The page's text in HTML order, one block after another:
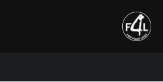
Kliniği